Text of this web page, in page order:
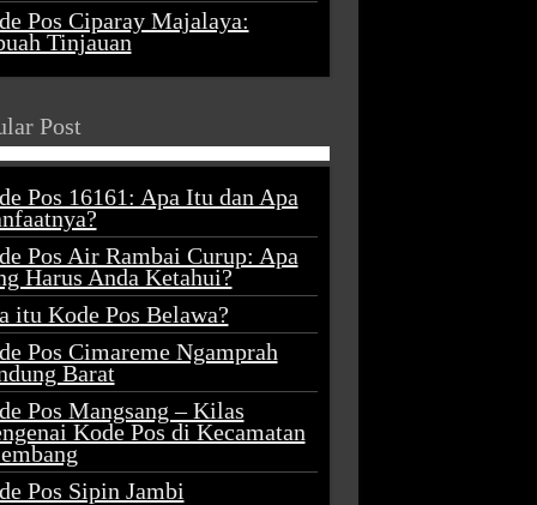
Pos Ciparay Majalaya:
Tinjauan
Post
Pos 16161: Apa Itu dan Apa
Pos Air Rambai Curup: Apa
Harus Anda Ketahui?
itu Kode Pos Belawa?
Pos Cimareme Ngamprah
Barat
Pos Mangsang – Kilas
Kode Pos di Kecamatan
Pos Sipin Jambi